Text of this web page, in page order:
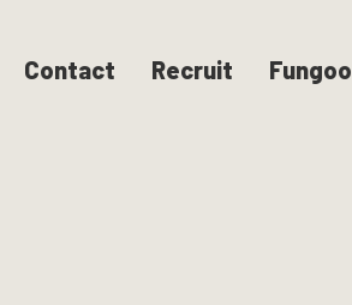
Contact Recruit Fungoo